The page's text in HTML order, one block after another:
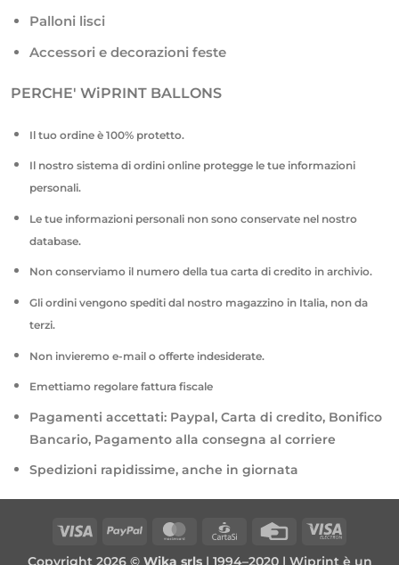
Palloni lisci
Accessori e decorazioni feste
PERCHE' WiPRINT BALLONS
Il tuo ordine è 100% protetto.
Il nostro sistema di ordini online protegge le tue informazioni
personali.
Le tue informazioni personali non sono conservate nel nostro
database.
Non conserviamo il numero della tua carta di credito in archivio.
Gli ordini vengono spediti dal nostro magazzino in Italia, non da
terzi.
Non invieremo e-mail o offerte indesiderate.
Emettiamo regolare fattura fiscale
Pagamenti accettati: Paypal, Carta di credito, Bonifico
Bancario, Pagamento alla consegna al corriere
Spedizioni rapidissime, anche in giornata
Visa PayPal MasterCardCartaSi
Credit
Visa
Copyright 2026 © Wika srls| 1994–2020 | Wiprint è un